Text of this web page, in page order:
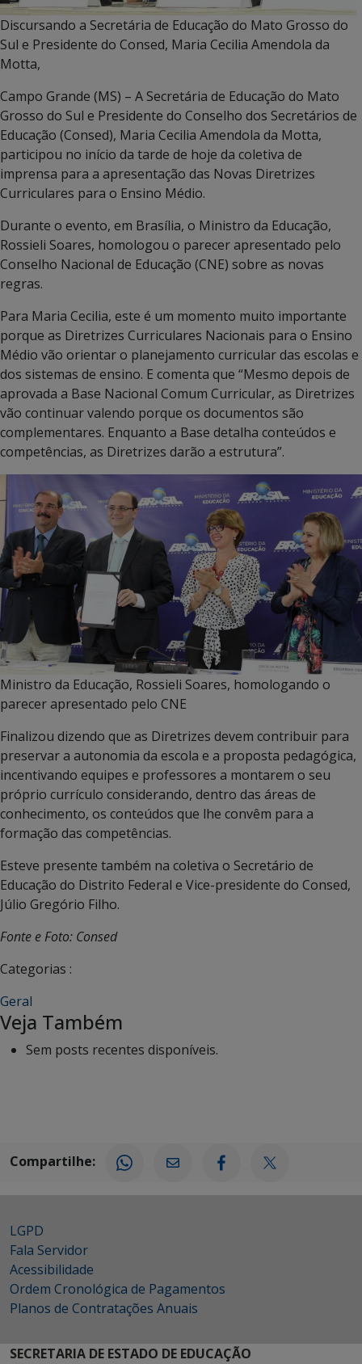
Discursando a Secretária de Educação do Mato Grosso do
Sul e Presidente do Consed, Maria Cecilia Amendola da
Motta,
Campo Grande (MS) – A Secretária de Educação do Mato
Grosso do Sul e Presidente do Conselho dos Secretários de
Educação (Consed), Maria Cecilia Amendola da Motta,
participou no início da tarde de hoje da coletiva de
imprensa para a apresentação das Novas Diretrizes
Curriculares para o Ensino Médio.
Durante o evento, em Brasília, o Ministro da Educação,
Rossieli Soares, homologou o parecer apresentado pelo
Conselho Nacional de Educação (CNE) sobre as novas
regras.
Para Maria Cecilia, este é um momento muito importante
porque as Diretrizes Curriculares Nacionais para o Ensino
Médio vão orientar o planejamento curricular das escolas e
dos sistemas de ensino. E comenta que “Mesmo depois de
aprovada a Base Nacional Comum Curricular, as Diretrizes
vão continuar valendo porque os documentos são
complementares. Enquanto a Base detalha conteúdos e
competências, as Diretrizes darão a estrutura”.
Ministro da Educação, Rossieli Soares, homologando o
parecer apresentado pelo CNE
Finalizou dizendo que as Diretrizes devem contribuir para
preservar a autonomia da escola e a proposta pedagógica,
incentivando equipes e professores a montarem o seu
próprio currículo considerando, dentro das áreas de
conhecimento, os conteúdos que lhe convêm para a
formação das competências.
Esteve presente também na coletiva o Secretário de
Educação do Distrito Federal e Vice-presidente do Consed,
Júlio Gregório Filho.
Fonte e Foto: Consed
Categorias :
Geral
Veja Também
Sem posts recentes disponíveis.
Compartilhe:
LGPD
Fala Servidor
Acessibilidade
Ordem Cronológica de Pagamentos
Planos de Contratações Anuais
SECRETARIA DE ESTADO DE EDUCAÇÃO